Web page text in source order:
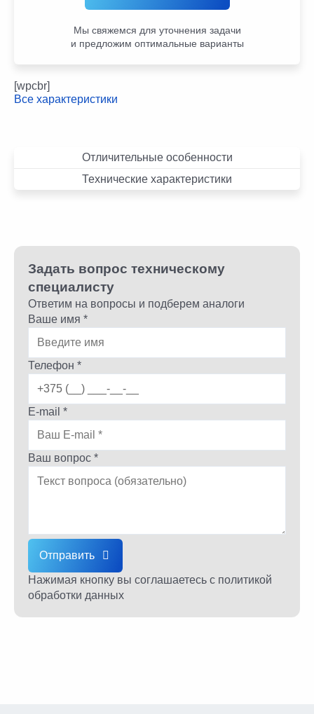
Мы свяжемся для уточнения задачи
и предложим оптимальные варианты
[wpcbr]
Все характеристики
Отличительные особенности
Технические характеристики
Задать вопрос техническому
специалисту
Ответим на вопросы и подберем аналоги
Ваше имя *
Телефон *
E-mail *
Ваш вопрос *
Отправить
Нажимая кнопку вы соглашаетесь с политикой
обработки данных